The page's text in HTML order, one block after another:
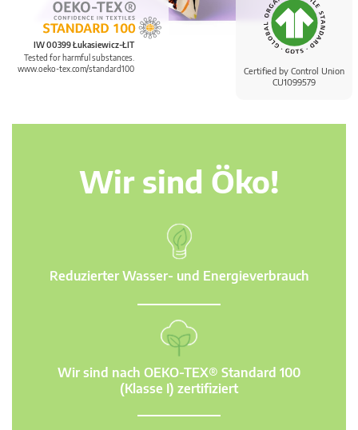
Certified by Control Union
CU1099579
IW 00399 Łukasiewicz-ŁIT
Tested for harmful substances.
www.oeko-tex.com/standard100
Wir sind Öko!
Reduzierter Wasser- und Energieverbrauch
Wir sind nach OEKO-TEX® Standard 100
(Klasse I) zertifiziert